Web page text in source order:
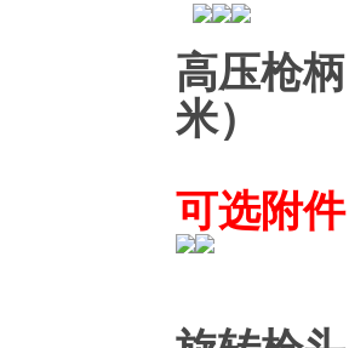
高压枪
米）
可选附件